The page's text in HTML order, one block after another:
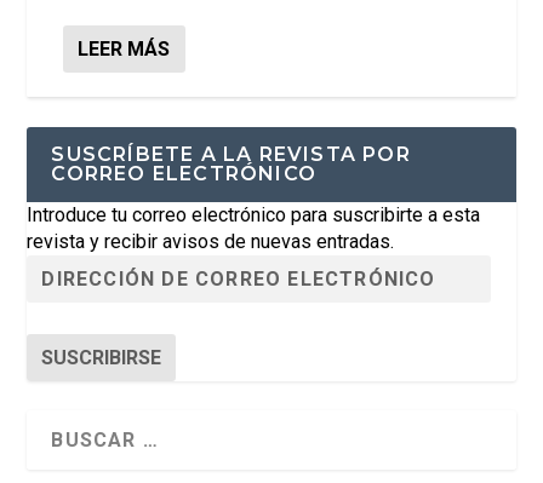
LEER MÁS
SUSCRÍBETE A LA REVISTA POR
CORREO ELECTRÓNICO
Introduce tu correo electrónico para suscribirte a esta
revista y recibir avisos de nuevas entradas.
SUSCRIBIRSE